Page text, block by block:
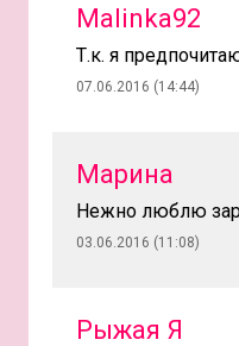
Malinka92
Т.к. я
07.06.2016 (14:44)
Марина
Нежно люблю
03.06.2016 (11:08)
Рыжая Я